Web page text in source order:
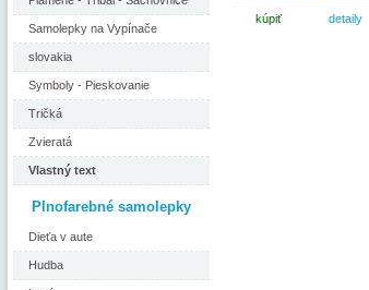
Samolepky na Vypínače
slovakia
Symboly - Pieskovanie
Tričká
Zvieratá
Vlastný text
Plnofarebné samolepky
Dieťa v aute
Hudba
kúpiť detaily